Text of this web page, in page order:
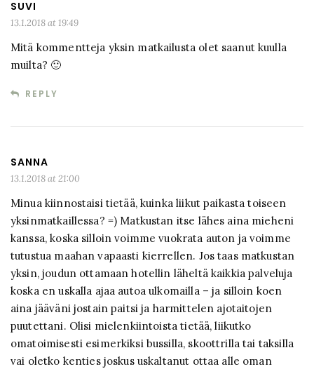
SUVI
13.1.2018 at 19:49
Mitä kommentteja yksin matkailusta olet saanut kuulla
muilta? 🙂
REPLY
SANNA
13.1.2018 at 21:00
Minua kiinnostaisi tietää, kuinka liikut paikasta toiseen
yksinmatkaillessa? =) Matkustan itse lähes aina mieheni
kanssa, koska silloin voimme vuokrata auton ja voimme
tutustua maahan vapaasti kierrellen. Jos taas matkustan
yksin, joudun ottamaan hotellin läheltä kaikkia palveluja
koska en uskalla ajaa autoa ulkomailla – ja silloin koen
aina jääväni jostain paitsi ja harmittelen ajotaitojen
puutettani. Olisi mielenkiintoista tietää, liikutko
omatoimisesti esimerkiksi bussilla, skoottrilla tai taksilla
vai oletko kenties joskus uskaltanut ottaa alle oman